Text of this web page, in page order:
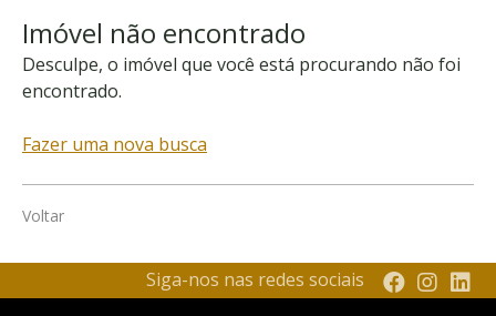
Imóvel não encontrado
Desculpe, o imóvel que você está procurando não foi
encontrado.
Fazer uma nova busca
Voltar
Siga-nos nas redes sociais